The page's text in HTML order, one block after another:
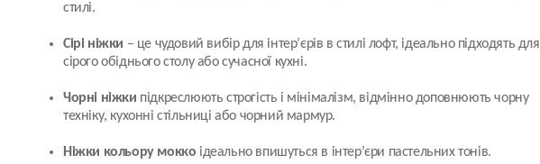
стилі.
Сірі ніжки – це чудовий вибір для інтер’єрів в стилі лофт, ідеально підходять для
сірого обіднього столу або сучасної кухні.
Чорні ніжки підкреслюють строгість і мінімалізм, відмінно доповнюють чорну
техніку, кухонні стільниці або чорний мармур.
Ніжки кольору мокко ідеально впишуться в інтер’єри пастельних тонів.